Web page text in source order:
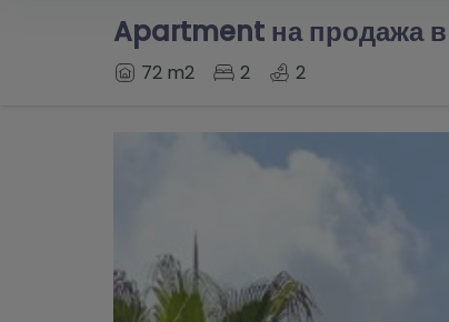
Apartment на продажа
72 m2 2 2